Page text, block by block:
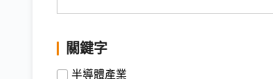
關鍵字
半導體產業